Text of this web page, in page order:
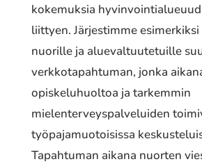
kokemuksia
liittyen. Järjestimme
nuorille ja aluevaltuutetuille
verkkotapahtuman, jonka
opiskeluhuoltoa ja tarkemmin
mielenterveyspalveluiden
työpajamuotoisissa
Tapahtuman aikana nuorten